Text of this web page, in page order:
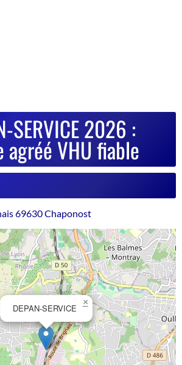
SERVICE 2026 :
agréé VHU fiable
69630 Chaponost
DEPAN-SERVICE
×